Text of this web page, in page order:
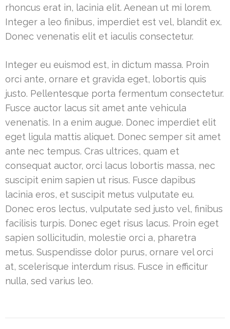
rhoncus erat in, lacinia elit. Aenean ut mi lorem.
Integer a leo finibus, imperdiet est vel, blandit ex.
Donec venenatis elit et iaculis consectetur.
Integer eu euismod est, in dictum massa. Proin
orci ante, ornare et gravida eget, lobortis quis
justo. Pellentesque porta fermentum consectetur.
Fusce auctor lacus sit amet ante vehicula
venenatis. In a enim augue. Donec imperdiet elit
eget ligula mattis aliquet. Donec semper sit amet
ante nec tempus. Cras ultrices, quam et
consequat auctor, orci lacus lobortis massa, nec
suscipit enim sapien ut risus. Fusce dapibus
lacinia eros, et suscipit metus vulputate eu.
Donec eros lectus, vulputate sed justo vel, finibus
facilisis turpis. Donec eget risus lacus. Proin eget
sapien sollicitudin, molestie orci a, pharetra
metus. Suspendisse dolor purus, ornare vel orci
at, scelerisque interdum risus. Fusce in efficitur
nulla, sed varius leo.